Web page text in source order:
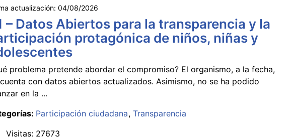
actualización: 04/08/2026
– Datos Abiertos para la transparencia y la
protagónica de niños, niñas y
problema pretende abordar el compromiso? El organismo, a la fecha,
con datos abiertos actualizados. Asimismo, no se ha podido
en la ...
Participación ciudadana Transparencia
Visitas: 27673